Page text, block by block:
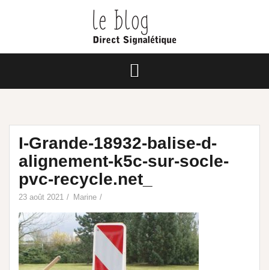
I-Grande-18932-balise-d-
alignement-k5c-sur-socle-
pvc-recycle.net_
23 août 2021 Marine